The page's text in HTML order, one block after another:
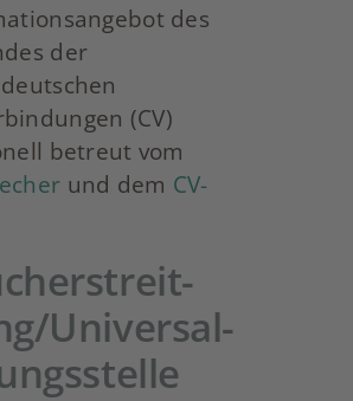
des
der
(CV)
betreut vom
und dem CV-
Universal­